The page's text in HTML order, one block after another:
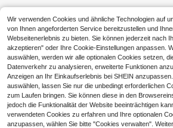
Ähnliche vorrätige Artikel anzeigen
Wir verwenden Cookies und ähnliche Technologien auf
von Ihnen angeforderten Service bereitzustellen und
Webseitenerlebnis zu bieten. Sie können jederzeit nach
akzeptieren" oder Ihre Cookie-Einstellungen anpassen.
auswählen, werden wir alle optionalen Cookies setzen,
Datenverkehr zu analysieren, erweiterte Funktionen
Anzeigen an Ihr Einkaufserlebnis bei SHEIN
auswählen, lassen Sie nur die unbedingt erforderlichen
zum Laufen bringen. Sie können diese in den
jedoch die Funktionalität der Website beeinträchtigen
verwendeten Cookies zu erfahren und Ihre optionalen
anzupassen, wählen Sie bitte "Cookies verwalten".